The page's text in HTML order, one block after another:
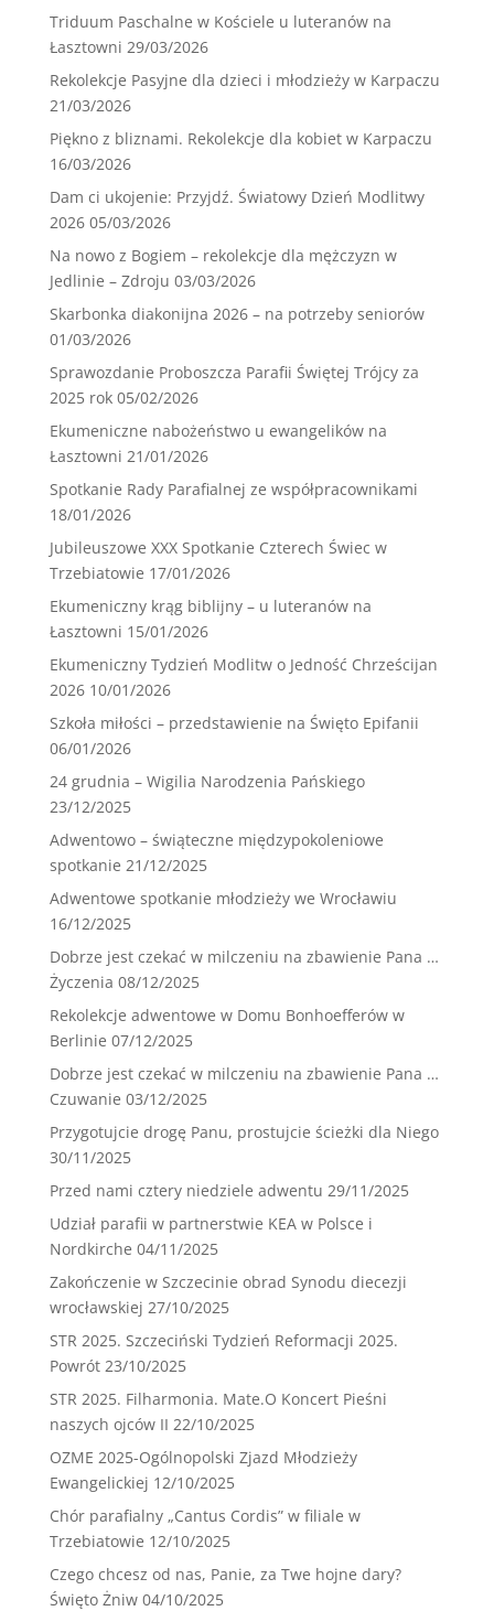
Triduum Paschalne w Kościele u luteranów na
Łasztowni 29/03/2026
Rekolekcje Pasyjne dla dzieci i młodzieży w Karpaczu
21/03/2026
Piękno z bliznami. Rekolekcje dla kobiet w Karpaczu
16/03/2026
Dam ci ukojenie: Przyjdź. Światowy Dzień Modlitwy
2026 05/03/2026
Na nowo z Bogiem – rekolekcje dla mężczyzn w
Jedlinie – Zdroju 03/03/2026
Skarbonka diakonijna 2026 – na potrzeby seniorów
01/03/2026
Sprawozdanie Proboszcza Parafii Świętej Trójcy za
2025 rok 05/02/2026
Ekumeniczne nabożeństwo u ewangelików na
Łasztowni 21/01/2026
Spotkanie Rady Parafialnej ze współpracownikami
18/01/2026
Jubileuszowe XXX Spotkanie Czterech Świec w
Trzebiatowie 17/01/2026
Ekumeniczny krąg biblijny – u luteranów na
Łasztowni 15/01/2026
Ekumeniczny Tydzień Modlitw o Jedność Chrześcijan
2026 10/01/2026
Szkoła miłości – przedstawienie na Święto Epifanii
06/01/2026
24 grudnia – Wigilia Narodzenia Pańskiego
23/12/2025
Adwentowo – świąteczne międzypokoleniowe
spotkanie 21/12/2025
Adwentowe spotkanie młodzieży we Wrocławiu
16/12/2025
Dobrze jest czekać w milczeniu na zbawienie Pana …
Życzenia 08/12/2025
Rekolekcje adwentowe w Domu Bonhoefferów w
Berlinie 07/12/2025
Dobrze jest czekać w milczeniu na zbawienie Pana …
Czuwanie 03/12/2025
Przygotujcie drogę Panu, prostujcie ścieżki dla Niego
30/11/2025
Przed nami cztery niedziele adwentu 29/11/2025
Udział parafii w partnerstwie KEA w Polsce i
Nordkirche 04/11/2025
Zakończenie w Szczecinie obrad Synodu diecezji
wrocławskiej 27/10/2025
STR 2025. Szczeciński Tydzień Reformacji 2025.
Powrót 23/10/2025
STR 2025. Filharmonia. Mate.O Koncert Pieśni
naszych ojców II 22/10/2025
OZME 2025-Ogólnopolski Zjazd Młodzieży
Ewangelickiej 12/10/2025
Chór parafialny „Cantus Cordis” w filiale w
Trzebiatowie 12/10/2025
Czego chcesz od nas, Panie, za Twe hojne dary?
Święto Żniw 04/10/2025